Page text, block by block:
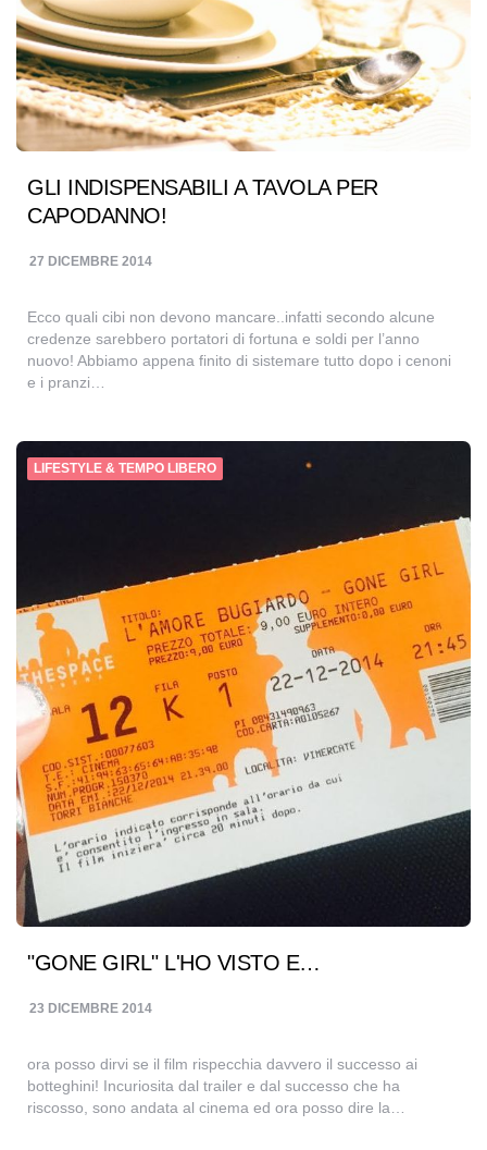
GLI INDISPENSABILI A TAVOLA PER
CAPODANNO!
27 DICEMBRE 2014
Ecco quali cibi non devono mancare..infatti secondo alcune
credenze sarebbero portatori di fortuna e soldi per l’anno
nuovo! Abbiamo appena finito di sistemare tutto dopo i cenoni
e i pranzi…
LIFESTYLE & TEMPO LIBERO
"GONE GIRL" L'HO VISTO E…
23 DICEMBRE 2014
ora posso dirvi se il film rispecchia davvero il successo ai
botteghini! Incuriosita dal trailer e dal successo che ha
riscosso, sono andata al cinema ed ora posso dire la…